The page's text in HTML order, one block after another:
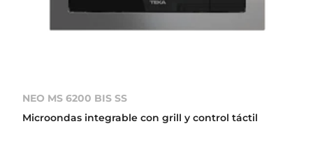
NEO MS 6200 BIS SS
Microondas integrable con grill y control táctil